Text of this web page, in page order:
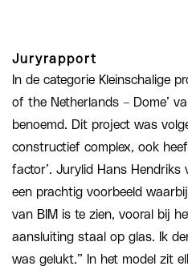
Juryrapport
In de categorie Kleinschalige
of the Netherlands – Dome’
benoemd. Dit project was
constructief complex, ook
factor’. Jurylid Hans Hendriks
een prachtig voorbeeld
van BIM is te zien, vooral bij
aansluiting staal op glas. Ik
was gelukt.” In het model zit